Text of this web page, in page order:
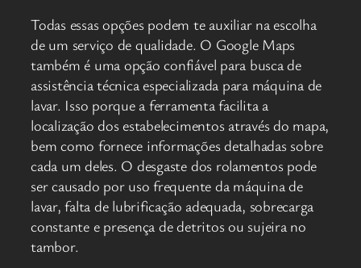
Todas essas opções podem te auxiliar na escolha
de um serviço de qualidade. O Google Maps
também é uma opção confiável para busca de
assistência técnica especializada para máquina de
lavar. Isso porque a ferramenta facilita a
localização dos estabelecimentos através do mapa,
bem como fornece informações detalhadas sobre
cada um deles. O desgaste dos rolamentos pode
ser causado por uso frequente da máquina de
lavar, falta de lubrificação adequada, sobrecarga
constante e presença de detritos ou sujeira no
tambor.